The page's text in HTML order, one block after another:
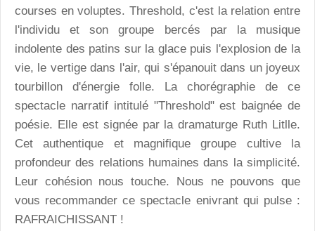
courses en voluptes. Threshold, c'est la relation entre
l'individu et son groupe bercés par la musique
indolente des patins sur la glace puis l'explosion de la
vie, le vertige dans l'air, qui s'épanouit dans un joyeux
tourbillon d'énergie folle. La chorégraphie de ce
spectacle narratif intitulé "Threshold" est baignée de
poésie. Elle est signée par la dramaturge Ruth Litlle.
Cet authentique et magnifique groupe cultive la
profondeur des relations humaines dans la simplicité.
Leur cohésion nous touche. Nous ne pouvons que
vous recommander ce spectacle enivrant qui pulse :
RAFRAICHISSANT !